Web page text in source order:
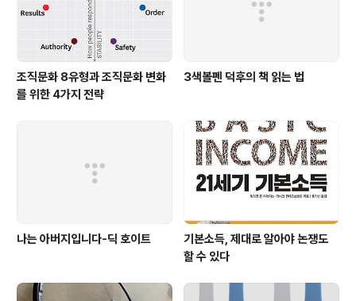
조직문화 8유형과 조직문화 변화
를 위한 4가지 전략
3색볼펜 덕후의 책 읽는 법
나는 아버지입니다-딕 호이트
기본소득, 제대로 알아야 논쟁도
할 수 있다